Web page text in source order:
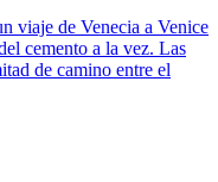
viaje de Venecia a Venice
cemento a la vez. Las
de camino entre el